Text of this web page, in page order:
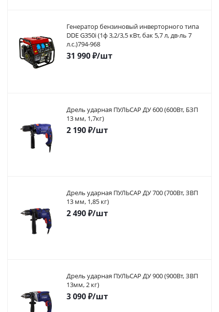
Генератор бензиновый инверторного типа
DDE G350i (1ф 3,2/3,5 кВт, бак 5,7 л, дв-ль 7
л.с.)794-968
31 990₽/шт
Дрель ударная ПУЛЬСАР ДУ 600 (600Вт, БЗП
13 мм, 1,7кг)
2 190₽/шт
Дрель ударная ПУЛЬСАР ДУ 700 (700Вт, ЗВП
13 мм, 1,85 кг)
2 490₽/шт
Дрель ударная ПУЛЬСАР ДУ 900 (900Вт, ЗВП
13мм, 2 кг)
3 090₽/шт